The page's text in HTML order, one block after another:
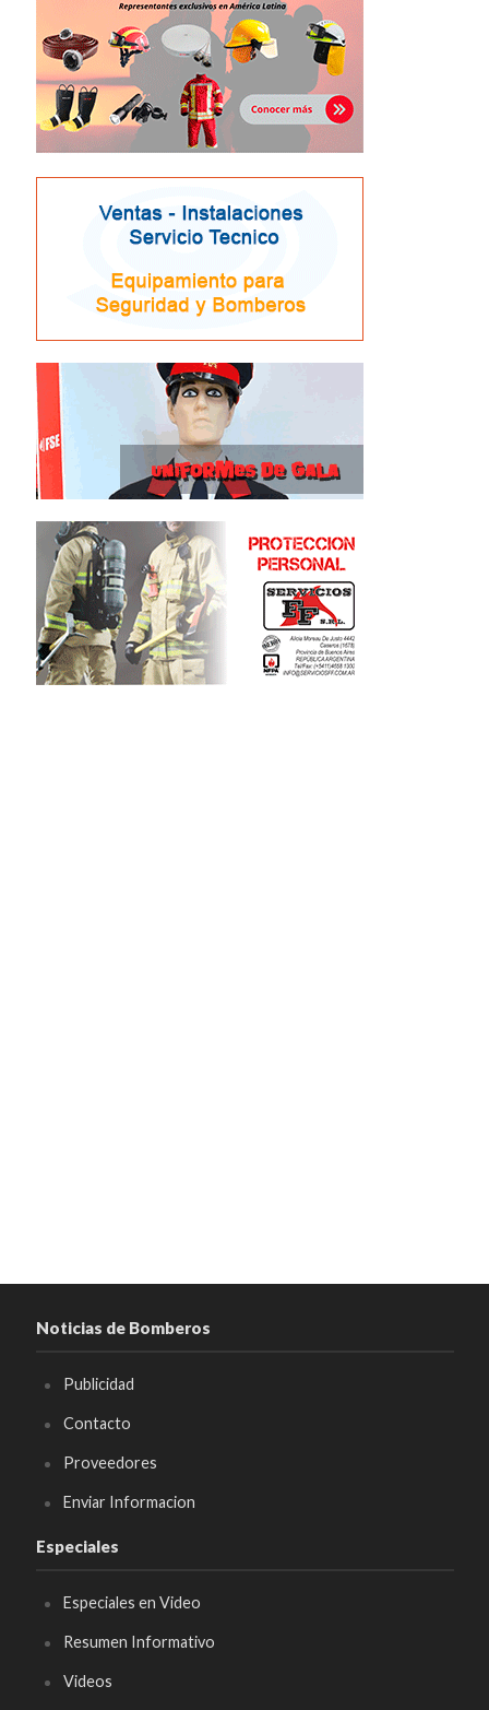
Noticias de Bomberos
Publicidad
Contacto
Proveedores
Enviar Informacion
Especiales
Especiales en Video
Resumen Informativo
Videos